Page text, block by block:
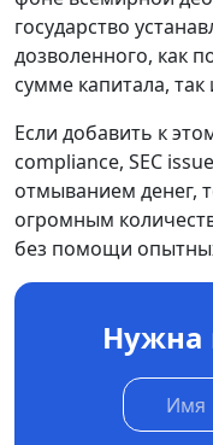
государство
дозволенного, как
сумме капитала,
Если добавить к
compliance, SEC
отмыванием денег,
огромным
без помощи
Нужна